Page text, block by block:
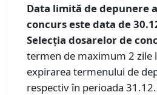
Data limită de depunere
concurs este data de
Selecția dosarelor de
termen de maximum 2 zile
expirarea termenului de
respectiv în perioada